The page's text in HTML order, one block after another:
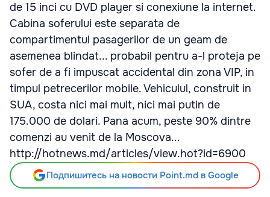
de 15 inci cu DVD player si conexiune la internet.
Cabina soferului este separata de
compartimentul pasagerilor de un geam de
asemenea blindat... probabil pentru a-l proteja pe
sofer de a fi impuscat accidental din zona VIP, in
timpul petrecerilor mobile. Vehiculul, construit in
SUA, costa nici mai mult, nici mai putin de
175.000 de dolari. Pana acum, peste 90% dintre
comenzi au venit de la Moscova...
http://hotnews.md/articles/view.hot?id=6900
Подпишитесь на новости Point.md в Google